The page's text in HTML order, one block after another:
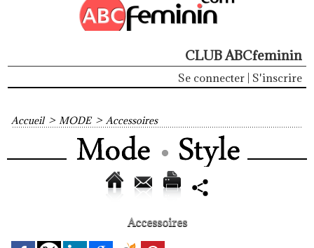
CLUB ABCfeminin
Se connecter S'inscrire
Accueil > MODE > Accessoires
Accessoires